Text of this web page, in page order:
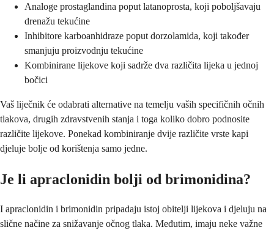
Analoge prostaglandina poput latanoprosta, koji poboljšavaju
drenažu tekućine
Inhibitore karboanhidraze poput dorzolamida, koji također
smanjuju proizvodnju tekućine
Kombinirane lijekove koji sadrže dva različita lijeka u jednoj
bočici
Vaš liječnik će odabrati alternative na temelju vaših specifičnih očnih
tlakova, drugih zdravstvenih stanja i toga koliko dobro podnosite
različite lijekove. Ponekad kombiniranje dvije različite vrste kapi
djeluje bolje od korištenja samo jedne.
Je li apraclonidin bolji od brimonidina?
I apraclonidin i brimonidin pripadaju istoj obitelji lijekova i djeluju na
slične načine za snižavanje očnog tlaka. Međutim, imaju neke važne